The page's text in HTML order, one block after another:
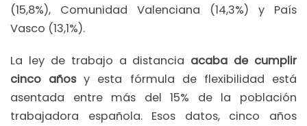
(15,8%), Comunidad Valenciana (14,3%) y País
Vasco (13,1%).
La ley de trabajo a distancia acaba de cumplir
cinco años y esta fórmula de flexibilidad está
asentada entre más del 15% de la población
trabajadora española. Esos datos, cinco años